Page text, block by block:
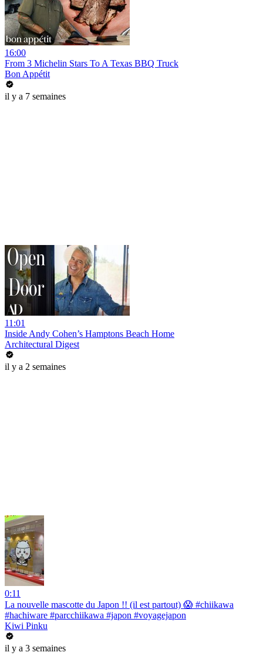
16:00
From 3 Michelin Stars To A Texas BBQ Truck
Bon Appétit
il y a 7 semaines
11:01
Inside Andy Cohen’s Hamptons Beach Home
Architectural Digest
il y a 2 semaines
0:11
La nouvelle mascotte du Japon !! (il est partout) 😱 #chiikawa
#hachiware #parcchiikawa #japon #voyagejapon
Kiwi Pinku
il y a 3 semaines